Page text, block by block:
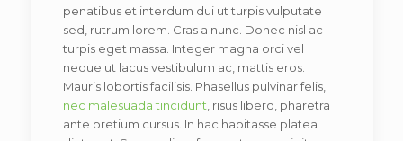
penatibus et interdum dui ut turpis vulputate
sed, rutrum lorem. Cras a nunc. Donec nisl ac
turpis eget massa. Integer magna orci vel
neque ut lacus vestibulum ac, mattis eros.
Mauris lobortis facilisis. Phasellus pulvinar felis,
nec malesuada tincidunt , risus libero, pharetra
ante pretium cursus. In hac habitasse platea